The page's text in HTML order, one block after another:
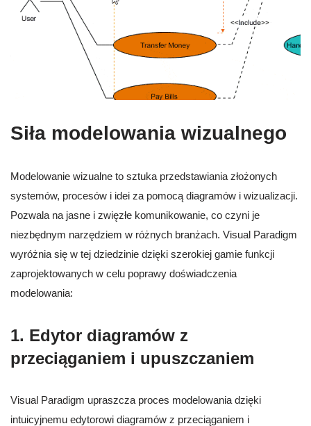
Siła modelowania wizualnego
Modelowanie wizualne to sztuka przedstawiania złożonych
systemów, procesów i idei za pomocą diagramów i wizualizacji.
Pozwala na jasne i zwięzłe komunikowanie, co czyni je
niezbędnym narzędziem w różnych branżach. Visual Paradigm
wyróżnia się w tej dziedzinie dzięki szerokiej gamie funkcji
zaprojektowanych w celu poprawy doświadczenia
modelowania:
1. Edytor diagramów z
przeciąganiem i upuszczaniem
Visual Paradigm upraszcza proces modelowania dzięki
intuicyjnemu edytorowi diagramów z przeciąganiem i